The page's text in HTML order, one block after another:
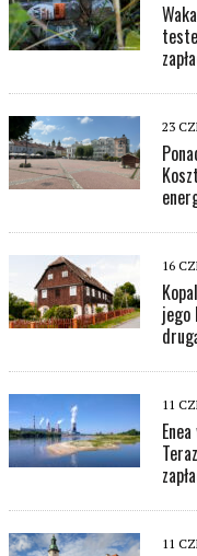
23
16
jego
11
11